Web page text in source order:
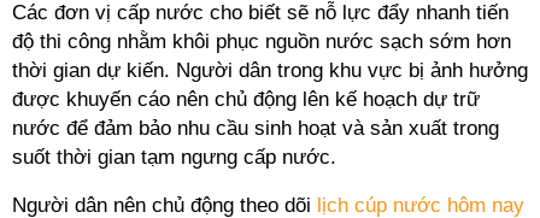
Các đơn vị cấp nước cho biết sẽ nỗ lực đẩy nhanh tiến
độ thi công nhằm khôi phục nguồn nước sạch sớm hơn
thời gian dự kiến. Người dân trong khu vực bị ảnh hưởng
được khuyến cáo nên chủ động lên kế hoạch dự trữ
nước để đảm bảo nhu cầu sinh hoạt và sản xuất trong
suốt thời gian tạm ngưng cấp nước.
Người dân nên chủ động theo dõi lịch cúp nước hôm nay